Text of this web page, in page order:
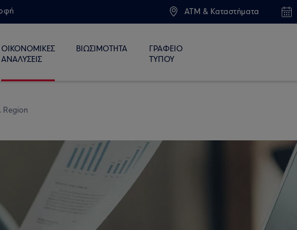
ATM & Καταστήματα
ΟΙΚΟΝΟΜΙΚΕΣ
ΑΝΑΛΥΣΕΙΣ
ΒΙΩΣΙΜΟΤΗΤΑ
ΓΡΑΦΕΙΟ
ΤΥΠΟΥ
Region